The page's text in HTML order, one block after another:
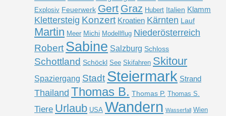
Explosiv Feuerwerk Gert Graz Hubert Italien Klamm
Klettersteig Konzert Kroatien Kärnten Lauf
Martin Meer Michi Modellflug Niederösterreich
Robert Sabine Salzburg Schloss
Schottland Schöckl See Skifahren Skitour
Spaziergang Stadt Steiermark Strand
Thailand Thomas B. Thomas P. Thomas S.
Tiere Urlaub USA Wandern Wasserfall Wien